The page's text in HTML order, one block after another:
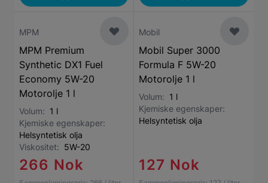
MPM
MPM Premium
Synthetic DX1 Fuel
Economy 5W-20
Motorolje 1 l
Volum: 1 l
Kjemiske egenskaper:
Helsyntetisk olja
Viskositet: 5W-20
266 Nok
Mobil
Mobil Super 3000
Formula F 5W-20
Motorolje 1 l
Volum: 1 l
Kjemiske egenskaper:
Helsyntetisk olja
127 Nok